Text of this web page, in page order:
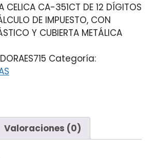
CELICA CA-351CT DE 12 DÍGITOS
DE IMPUESTO, CON
Y CUBIERTA METÁLICA
Categoría:
Valoraciones (0)